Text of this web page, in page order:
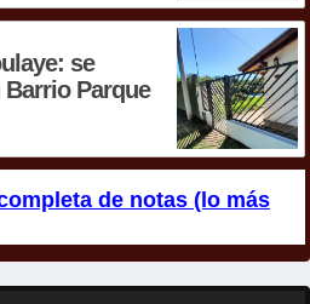
se
Parque
de notas (lo más